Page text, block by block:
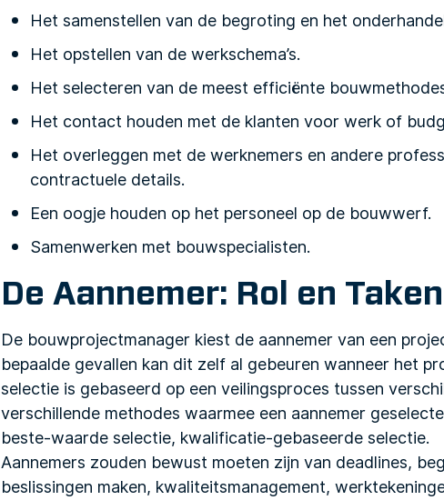
Het samenstellen van de begroting en het
Het opstellen van de werkschema’s.
Het selecteren van de meest efficiënte
Het contact houden met de klanten voor werk of
Het overleggen met de werknemers en andere
contractuele details.
Een oogje houden op het personeel op de bouwwerf.
Samenwerken met bouwspecialisten.
De Aannemer: Rol en Taken
De bouwprojectmanager kiest de aannemer van een
bepaalde gevallen kan dit zelf al gebeuren wanneer het
selectie is gebaseerd op een veilingsproces tussen
verschillende methodes waarmee een aannemer
beste-waarde selectie, kwalificatie-gebaseerde selectie.
Aannemers zouden bewust moeten zijn van deadlines,
beslissingen maken, kwaliteitsmanagement,